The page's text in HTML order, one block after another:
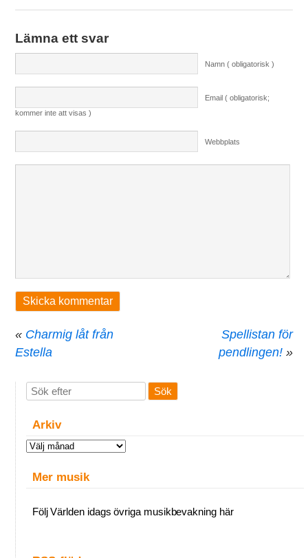
Lämna ett svar
Namn ( obligatorisk )
Email ( obligatorisk;
kommer inte att visas )
Webbplats
« Charmig låt från
Estella
Spellistan för
pendlingen! »
Arkiv
Arkiv
Mer musik
Följ Världen idags övriga musikbevakning här